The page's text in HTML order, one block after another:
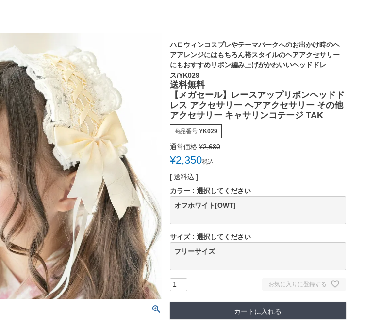
ハロウィンコスプレやテーマパークへのお出かけ時のヘ
アアレンジにはもちろん袴スタイルのヘアアクセサリー
にもおすすめリボン編み上げがかわいいヘッドドレ
ス/YK029
送料無料
【メガセール】レースアップリボンヘッドド
レス アクセサリー ヘアアクセサリー その他
アクセサリー キャサリンコテージ TAK
商品番号 YK029
通常価格 ¥2,680
¥2,350税込
送料込
カラー
選択してください
オフホワイト[OWT]
サイズ
選択してください
フリーサイズ
お気に入りに登録する
カートに入れる